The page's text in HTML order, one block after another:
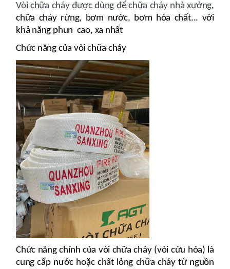
Vòi chữa cháy được dùng để chữa cháy nhà xưởng,
chữa cháy rừng, bơm nước, bơm hóa chất... với
khả năng phun cao, xa nhất
Chức năng của vòi chữa cháy
Chức năng chính của vòi chữa cháy (vòi cứu hỏa) là
cung cấp nước hoặc chất lỏng chữa cháy từ nguồn